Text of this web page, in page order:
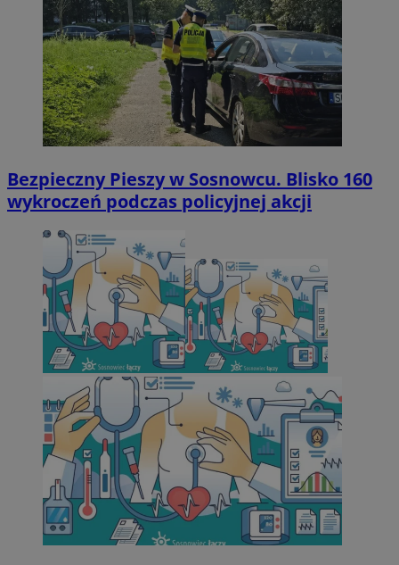
Bezpieczny Pieszy w Sosnowcu. Blisko 160
wykroczeń podczas policyjnej akcji